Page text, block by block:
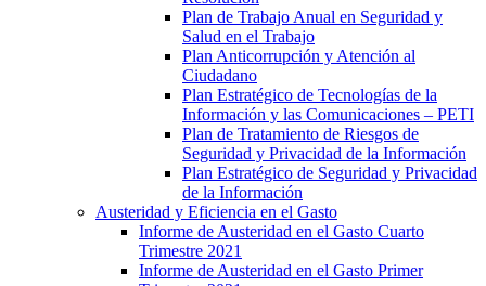
Plan de Trabajo Anual en Seguridad y
Salud en el Trabajo
Plan Anticorrupción y Atención al
Ciudadano
Plan Estratégico de Tecnologías de la
Información y las Comunicaciones – PETI
Plan de Tratamiento de Riesgos de
Seguridad y Privacidad de la Información
Plan Estratégico de Seguridad y Privacidad
de la Información
Austeridad y Eficiencia en el Gasto
Informe de Austeridad en el Gasto Cuarto
Trimestre 2021
Informe de Austeridad en el Gasto Primer